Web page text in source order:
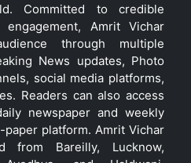
Committed to credible
Amrit Vichar
through multiple
News updates, Photo
social media platforms,
Readers can also access
newspaper and weekly
platform. Amrit Vichar
from Bareilly, Lucknow,